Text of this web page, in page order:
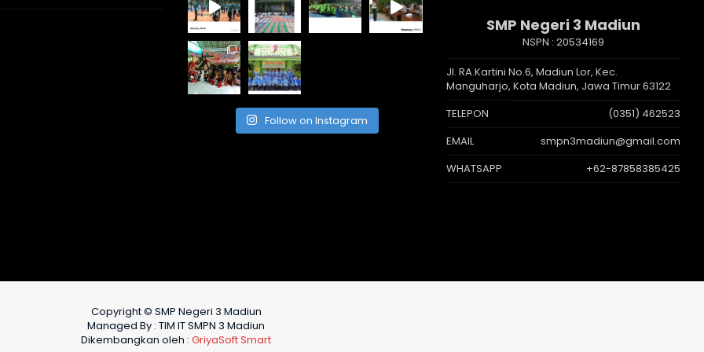
Follow on Instagram
SMP Negeri 3 Madiun
NSPN : 20534169
Jl. RA.Kartini No.6, Madiun Lor, Kec.
Manguharjo, Kota Madiun, Jawa Timur 63122
TELEPON
(0351) 462523
EMAIL
smpn3madiun@gmail.com
WHATSAPP
+62-87858385425
Copyright © SMP Negeri 3 Madiun
Managed By : TIM IT SMPN 3 Madiun
Dikembangkan oleh : GriyaSoft Smart